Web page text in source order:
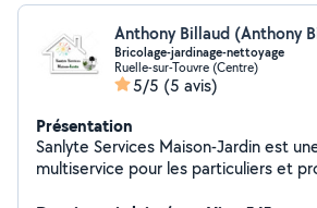
Anthony Billaud (Anthony
Bricolage-jardinage-nettoyage
Ruelle-sur-Touvre (Centre)
5/5 (5 avis)
Présentation
Sanlyte Services Maison-Jardin est
multiservice pour les particuliers et